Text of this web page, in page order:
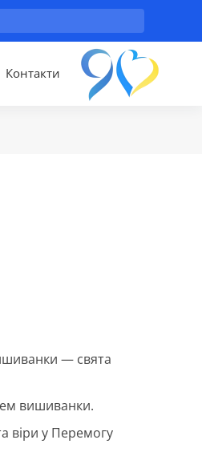
Контакти
— свята
вишиванки.
віри у Перемогу